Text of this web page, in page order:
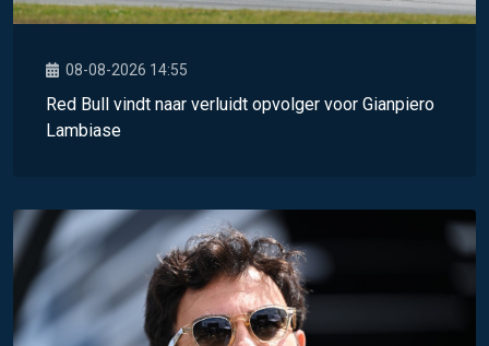
08-08-2026 14:55
Red Bull vindt naar verluidt opvolger voor Gianpiero
Lambiase